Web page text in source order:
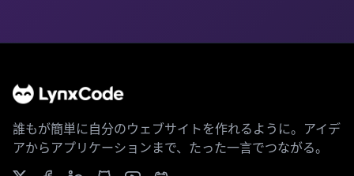
誰もが簡単に自分のウェブサイトを作れるように。アイデ
アからアプリケーションまで、たった一言でつながる。